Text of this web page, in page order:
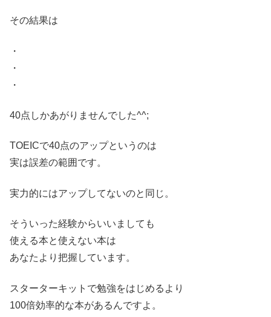
その結果は
・
・
・
40点しかあがりませんでした^^;
TOEICで40点のアップというのは
実は誤差の範囲です。
実力的にはアップしてないのと同じ。
そういった経験からいいましても
使える本と使えない本は
あなたより把握しています。
スターターキットで勉強をはじめるより
100倍効率的な本があるんですよ。